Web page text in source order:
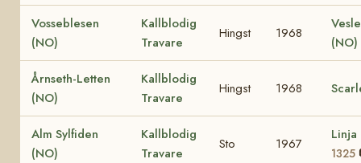
Vosseblesen
(NO)
Kallblodig
Travare
Hingst 1968
(NO)
Årnseth-Letten
(NO)
Kallblodig
Travare
Hingst 1968
Alm Sylfiden
(NO)
Kallblodig
Travare
Sto 1967
1325